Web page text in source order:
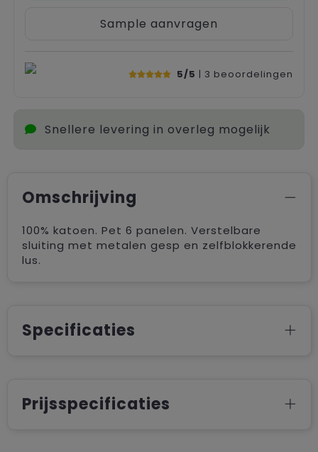
Sample aanvragen
5/5 | 3 beoordelingen
Snellere levering in overleg mogelijk
Omschrijving
100% katoen. Pet 6 panelen. Verstelbare
sluiting met metalen gesp en zelfblokkerende
lus.
Specificaties
Prijsspecificaties